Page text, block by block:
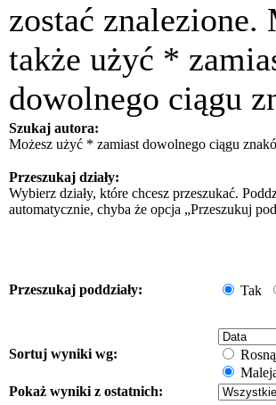
zostać znalezione.
także użyć *
dowolnego ciągu
Szukaj autora:
Możesz użyć * zamiast dowolnego ciągu
Przeszukaj działy:
Wybierz działy, które chcesz przeszukać.
automatycznie, chyba że opcja „Przeszukuj
Przeszukaj poddziały: Tak
Sortuj wyniki wg:
Pokaż wyniki z ostatnich: